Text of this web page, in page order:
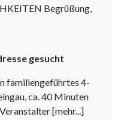
Begrüßung,
gesucht
familiengeführtes 4-
ca. 40 Minuten
[mehr...]